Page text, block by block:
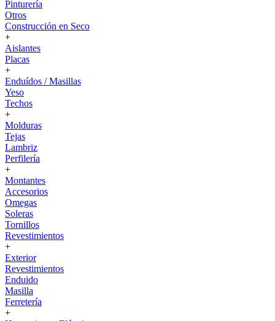
Pinturería
Otros
Construcción en Seco
+
Aislantes
Placas
+
Enduídos / Masillas
Yeso
Techos
+
Molduras
Tejas
Lambriz
Perfilería
+
Montantes
Accesorios
Omegas
Soleras
Tornillos
Revestimientos
+
Exterior
Revestimientos
Enduido
Masilla
Ferretería
+